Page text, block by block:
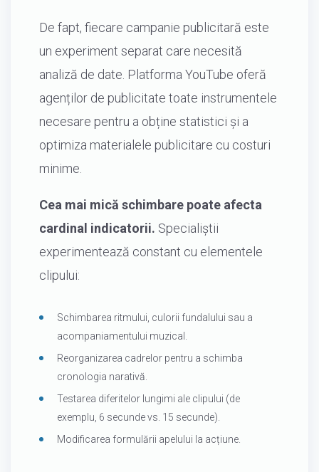
De fapt, fiecare campanie publicitară este
un experiment separat care necesită
analiză de date. Platforma YouTube oferă
agenților de publicitate toate instrumentele
necesare pentru a obține statistici și a
optimiza materialele publicitare cu costuri
minime.
Cea mai mică schimbare poate afecta
cardinal indicatorii. Specialiștii
experimentează constant cu elementele
clipului:
Schimbarea ritmului, culorii fundalului sau a
acompaniamentului muzical.
Reorganizarea cadrelor pentru a schimba
cronologia narativă.
Testarea diferitelor lungimi ale clipului (de
exemplu, 6 secunde vs. 15 secunde).
Modificarea formulării apelului la acțiune.